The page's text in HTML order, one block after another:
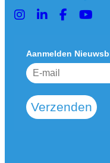
Aanmelden
Verzenden